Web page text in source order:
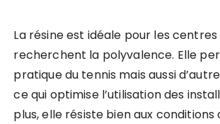
La résine est idéale pour les
recherchent la polyvalence. Elle
pratique du tennis mais aussi
ce qui optimise l’utilisation des
plus, elle résiste bien aux conditions